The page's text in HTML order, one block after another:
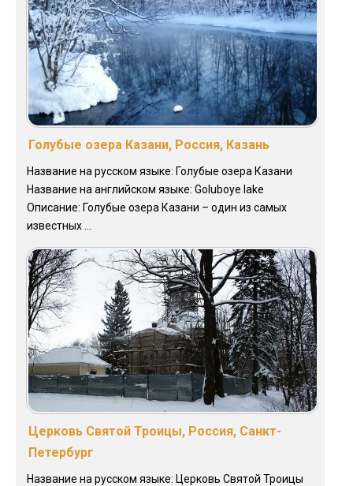
Голубые озера Казани, Россия, Казань
Название на русском языке: Голубые озера Казани
Название на английском языке: Goluboye lake
Описание: Голубые озера Казани – один из самых
известных ...
Церковь Святой Троицы, Россия, Санкт-
Петербург
Название на русском языке: Церковь Святой Троицы